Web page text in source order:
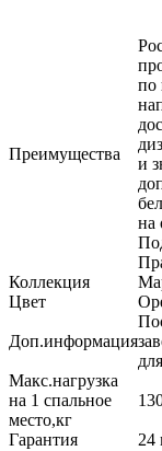
Преимущества
по
и
на
Коллекция
Цвет
Доп.информация
Макс.нагрузка
на 1 спальное
место,кг
Гарантия 24